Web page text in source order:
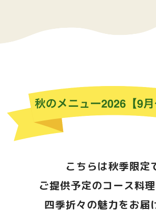
減農薬野菜のガルグイユ
山梨県産ワイン鱒のマリネ
国産豚のヒレ肉低温調理
ゴルゴンゾーラのチーズソース
＜パン＞
本日のパン
＜スープ＞
八ヶ岳牛乳と玉蜀黍の冷製ポタ
コンソメのジュレを浮かべて
こちらは秋季限定
ご提供予定のコース料理
四季折々の魅力をお届